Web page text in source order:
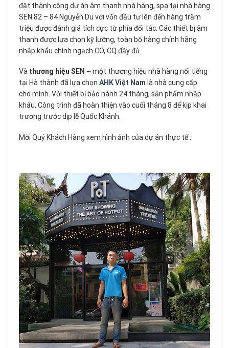
đặt thành công dự án âm thanh nhà hàng, spa tại nhà hàng
SEN 82 – 84 Nguyễn Du với vốn đầu tư lên đến hàng trăm
triệu được đánh giá tích cực từ phía đối tác. Các thiết bị âm
thanh được lựa chọn kỹ lưỡng, toàn bộ hàng chính hãng
nhập khẩu chính ngạch CO, CQ đầy đủ.
Và thương hiệu SEN – một thương hiệu nhà hàng nổi tiếng
tại Hà thành đã lựa chọn AHK Việt Nam là nhà cung cấp
cho mình. Với thiết bị bảo hành 24 tháng, sản phẩm nhập
khẩu, Công trình đã hoàn thiện vào cuối tháng 8 để kịp khai
trương trước dịp lễ Quốc Khánh.
Mời Quý Khách Hàng xem hình ảnh của dự án thực tế :